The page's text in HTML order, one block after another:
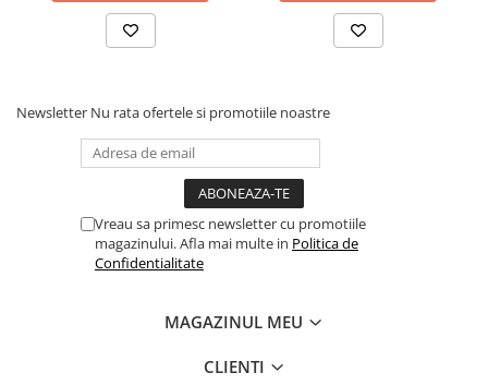
Newsletter Nu rata ofertele si promotiile noastre
Vreau sa primesc newsletter cu promotiile
magazinului. Afla mai multe in Politica de
Confidentialitate
MAGAZINUL MEU
CLIENTI